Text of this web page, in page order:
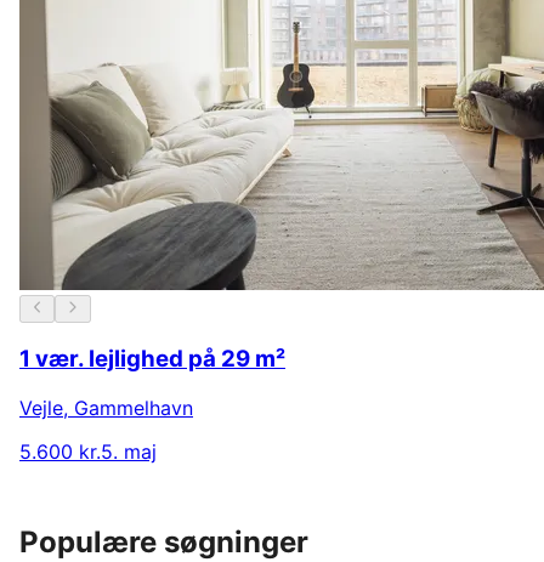
1 vær. lejlighed på 29 m²
Vejle, Gammelhavn
5.600 kr.5. maj
Populære søgninger